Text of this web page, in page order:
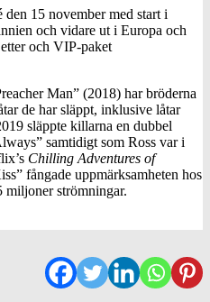
15 november med start i
och vidare ut i Europa och
och VIP-paket
Man” (2018) har bröderna
de har släppt, inklusive låtar
släppte killarna en dubbel
samtidigt som Ross var i
Chilling Adventures of
fångade uppmärksamheten hos
strömningar.